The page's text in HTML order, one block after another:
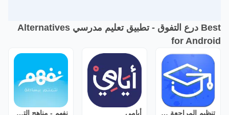
Best درع التفوق - تطبيق تعليم مدرسي Alternatives
for Android
تنظيم المراجعة والدراسة أيامي نفهم - مناهج التعليم المدرسي